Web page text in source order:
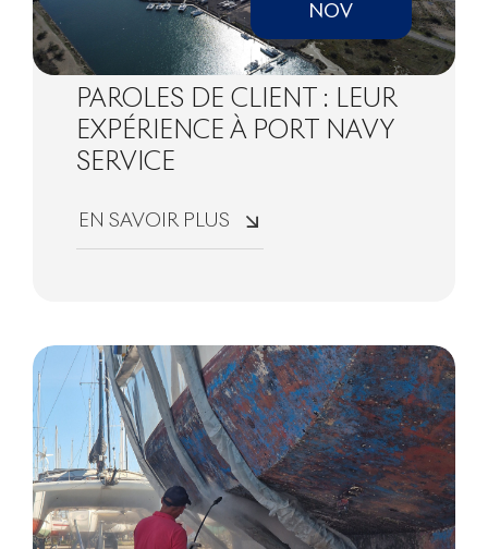
NOV
PAROLES DE CLIENT : LEUR
EXPÉRIENCE À PORT NAVY
SERVICE
EN SAVOIR PLUS